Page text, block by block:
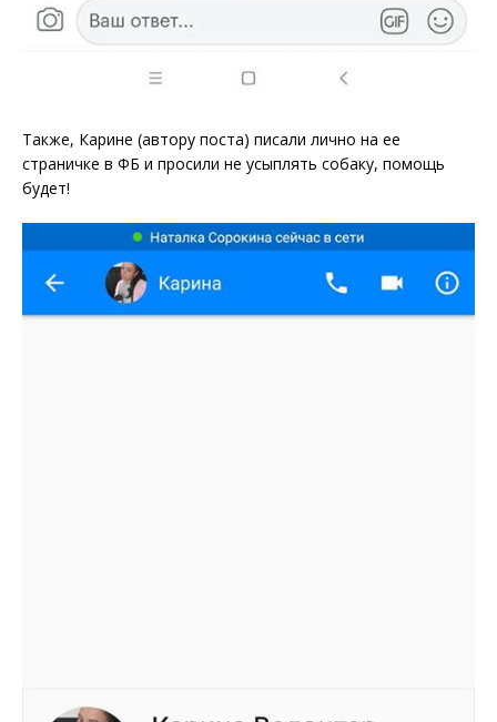
Также, Карине (автору поста) писали лично на ее
страничке в ФБ и просили не усыплять собаку, помощь
будет!